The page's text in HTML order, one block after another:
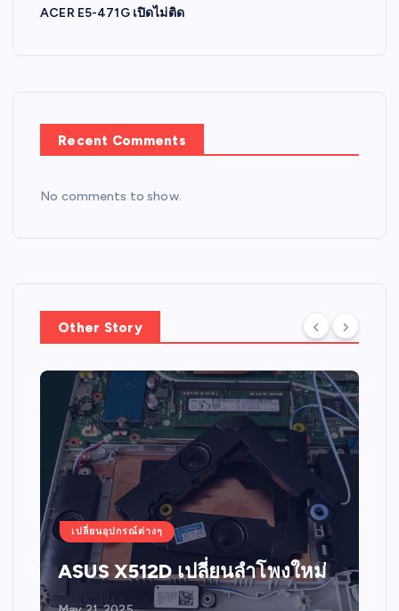
ACER E5-471G เปิดไม่ติด
Recent Comments
No comments to show.
Other Story
เปลี่ยนอุปกรณ์ต่างๆ
ASUS X512D เปลี่ยนลำโพงใหม่